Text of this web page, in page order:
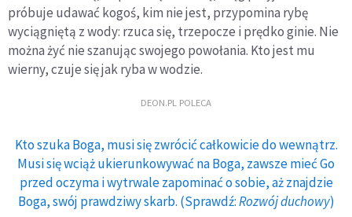
próbuje udawać kogoś, kim nie jest, przypomina rybę
wyciągniętą z wody: rzuca się, trzepocze i prędko ginie. Nie
można żyć nie szanując swojego powołania. Kto jest mu
wierny, czuje się jak ryba w wodzie.
DEON.PL POLECA
Kto szuka Boga, musi się zwrócić całkowicie do wewnątrz.
Musi się wciąż ukierunkowywać na Boga, zawsze mieć Go
przed oczyma i wytrwale zapominać o sobie, aż znajdzie
Boga, swój prawdziwy skarb. (Sprawdź:Rozwój duchowy)